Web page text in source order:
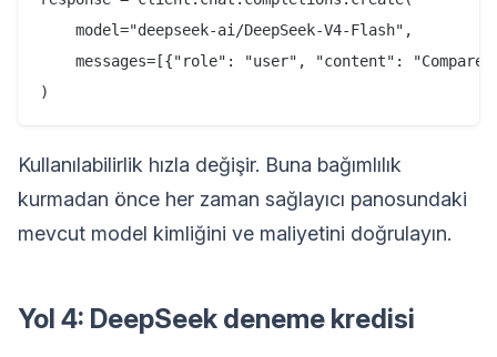
    model="deepseek-ai/DeepSeek-V4-Flash",
messages=[{"role": "user", "content": "Compare
Kullanılabilirlik hızla değişir. Buna bağımlılık
kurmadan önce her zaman sağlayıcı panosundaki
mevcut model kimliğini ve maliyetini doğrulayın.
Yol 4: DeepSeek deneme kredisi